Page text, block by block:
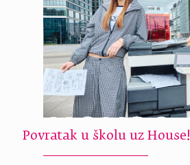
Povratak u školu uz House!